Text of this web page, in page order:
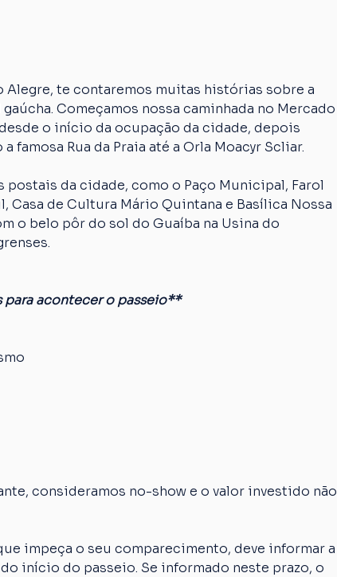
te contaremos muitas histórias sobre a
Começamos nossa caminhada no Mercado
o início da ocupação da cidade, depois
famosa Rua da Praia até a Orla Moacyr Scliar.
da cidade, como o Paço Municipal, Farol
Casa de Cultura Mário Quintana e Basílica Nossa
o belo pôr do sol do Guaíba na Usina do
acontecer o passeio**
consideramos no-show e o valor investido não
impeça o seu comparecimento, deve informar a
início do passeio. Se informado neste prazo, o